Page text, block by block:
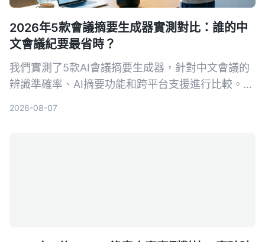
2026年5款會議摘要生成器實測對比：誰的中
文會議紀要最省時？
我們實測了5款AI會議摘要生成器，針對中文會議的
辨識準確率、AI摘要功能和跨平台支援進行比較。
2026-08-07